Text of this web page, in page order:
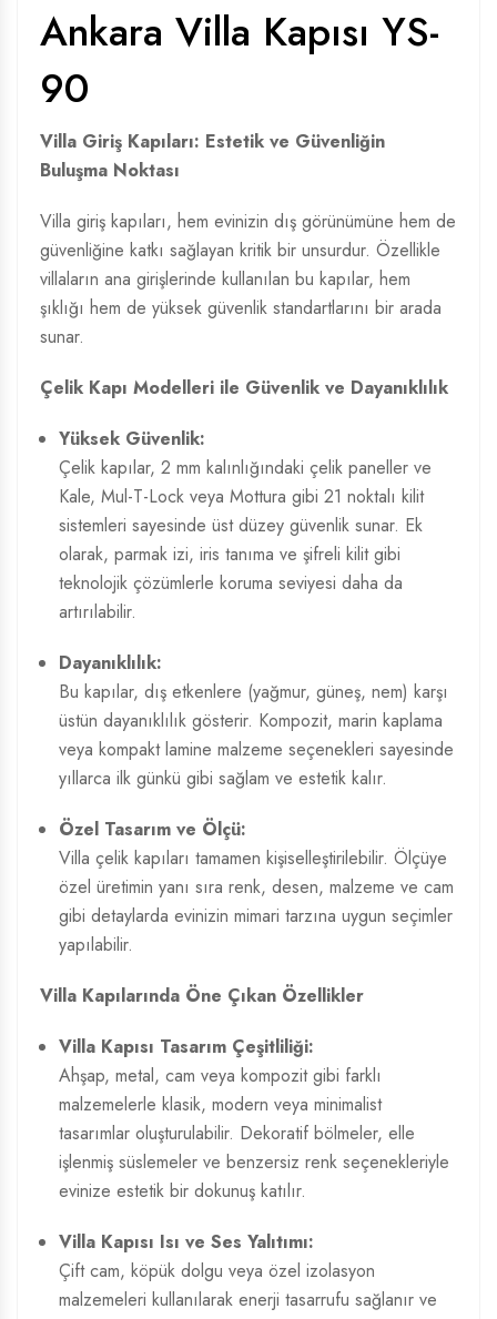
Ankara Villa Kapısı YS-
90
Villa Giriş Kapıları: Estetik ve Güvenliğin
Buluşma Noktası
Villa giriş kapıları, hem evinizin dış görünümüne hem de
güvenliğine katkı sağlayan kritik bir unsurdur. Özellikle
villaların ana girişlerinde kullanılan bu kapılar, hem
şıklığı hem de yüksek güvenlik standartlarını bir arada
sunar.
Çelik Kapı Modelleri ile Güvenlik ve Dayanıklılık
Yüksek Güvenlik:
Çelik kapılar, 2 mm kalınlığındaki çelik paneller ve
Kale, Mul-T-Lock veya Mottura gibi 21 noktalı kilit
sistemleri sayesinde üst düzey güvenlik sunar. Ek
olarak, parmak izi, iris tanıma ve şifreli kilit gibi
teknolojik çözümlerle koruma seviyesi daha da
artırılabilir.
Dayanıklılık:
Bu kapılar, dış etkenlere (yağmur, güneş, nem) karşı
üstün dayanıklılık gösterir. Kompozit, marin kaplama
veya kompakt lamine malzeme seçenekleri sayesinde
yıllarca ilk günkü gibi sağlam ve estetik kalır.
Özel Tasarım ve Ölçü:
Villa çelik kapıları tamamen kişiselleştirilebilir. Ölçüye
özel üretimin yanı sıra renk, desen, malzeme ve cam
gibi detaylarda evinizin mimari tarzına uygun seçimler
yapılabilir.
Villa Kapılarında Öne Çıkan Özellikler
Villa Kapısı Tasarım Çeşitliliği:
Ahşap, metal, cam veya kompozit gibi farklı
malzemelerle klasik, modern veya minimalist
tasarımlar oluşturulabilir. Dekoratif bölmeler, elle
işlenmiş süslemeler ve benzersiz renk seçenekleriyle
evinize estetik bir dokunuş katılır.
Villa Kapısı Isı ve Ses Yalıtımı:
Çift cam, köpük dolgu veya özel izolasyon
malzemeleri kullanılarak enerji tasarrufu sağlanır ve